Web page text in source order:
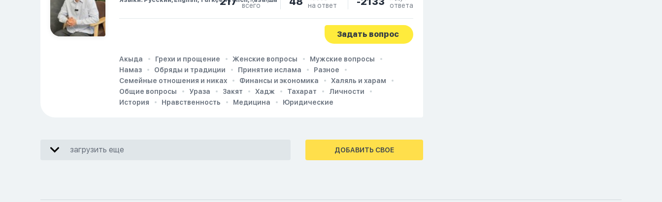
всего
на ответ
ответа
Задать вопрос
Акыда Грехи и прощение Женские вопросы
Мужские вопросы
Намаз
Обряды и традиции Принятие ислама
Разное
Семейные отношения и никах
Финансы и экономика
Халяль и харам
Общие вопросы
Ураза Закят Хадж Тахарат
Личности
История
Нравственность Медицина Юридические
загрузить еще ДОБАВИТЬ СВОЕ